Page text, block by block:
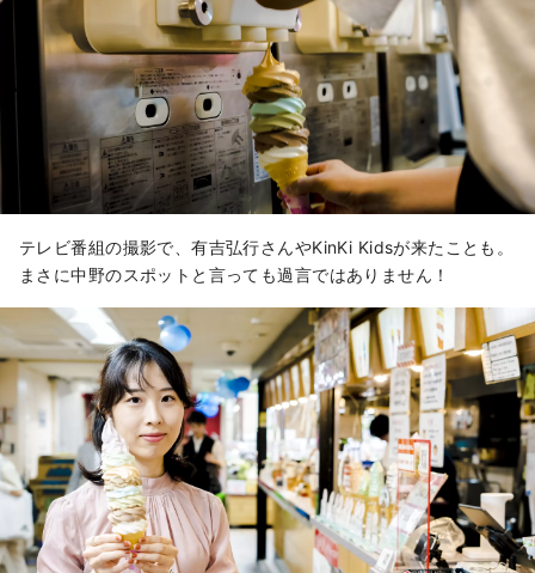
テレビ番組の撮影で、有吉弘行さんやKinKi Kidsが来たことも。
まさに中野のスポットと言っても過言ではありません！